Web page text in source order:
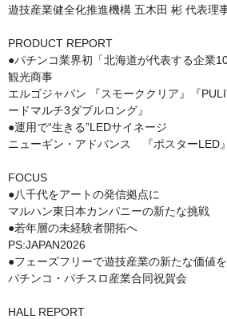
遊技産業健全化推進機構 五木田 彬 代表理
PRODUCT REPORT
●パチンコ業界初「北海道が代表する企業
観光商事
エルゴジャパン 『スモーククリア』『
ードマルチ3ダブルロング』
●運用で“生きる”LEDサイネージ
ニューギン・アドバンス 『ポスターLED』
FOCUS
●八千代をアートの発信拠点に
マルハン東日本カンパニーの新たな挑戦
●若年層の未経験者開拓へ
PS:JAPAN2026
●フェーズフリーで遊技産業の新たな価値
パチンコ・パチスロ産業合同祝賀会
HALL REPORT